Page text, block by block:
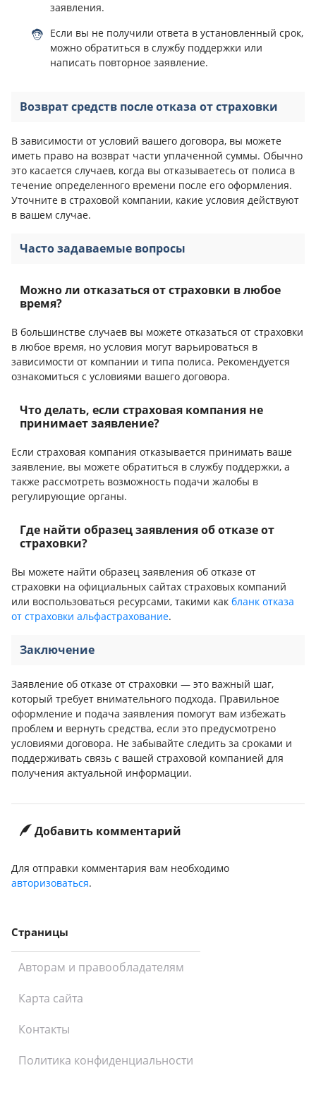
заявления.
Если вы не получили ответа в установленный срок,
можно обратиться в службу поддержки или
написать повторное заявление.
Возврат средств после отказа от страховки
В зависимости от условий вашего договора, вы можете
иметь право на возврат части уплаченной суммы. Обычно
это касается случаев, когда вы отказываетесь от полиса в
течение определенного времени после его оформления.
Уточните в страховой компании, какие условия действуют
в вашем случае.
Часто задаваемые вопросы
Можно ли отказаться от страховки в любое
время?
В большинстве случаев вы можете отказаться от страховки
в любое время, но условия могут варьироваться в
зависимости от компании и типа полиса. Рекомендуется
ознакомиться с условиями вашего договора.
Что делать, если страховая компания не
принимает заявление?
Если страховая компания отказывается принимать ваше
заявление, вы можете обратиться в службу поддержки, а
также рассмотреть возможность подачи жалобы в
регулирующие органы.
Где найти образец заявления об отказе от
страховки?
Вы можете найти образец заявления об отказе от
страховки на официальных сайтах страховых компаний
или воспользоваться ресурсами, такими как бланк отказа
от страховки альфастрахование.
Заключение
Заявление об отказе от страховки — это важный шаг,
который требует внимательного подхода. Правильное
оформление и подача заявления помогут вам избежать
проблем и вернуть средства, если это предусмотрено
условиями договора. Не забывайте следить за сроками и
поддерживать связь с вашей страховой компанией для
получения актуальной информации.
Добавить комментарий
Для отправки комментария вам необходимо
авторизоваться.
Страницы
Авторам и правообладателям
Карта сайта
Контакты
Политика конфиденциальности